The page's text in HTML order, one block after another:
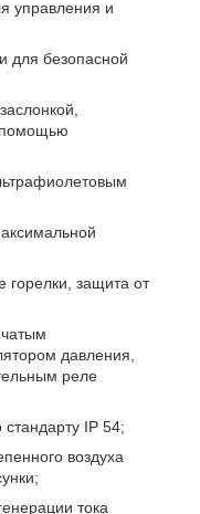
управления и
для безопасной
помощью
горелки, защита от
давления,
реле
IP 54;
воздуха
тока